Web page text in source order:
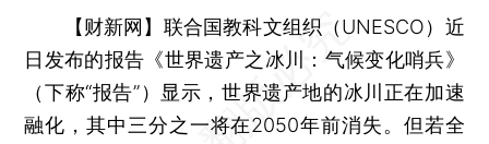
【财新网】 联合国教科文组织（UNESCO）近
日发布的报告《世界遗产之冰川：气候变化哨兵》
（下称“报告”）显示，世界遗产地的冰川正在加速
融化，其中三分之一将在2050年前消失。但若全